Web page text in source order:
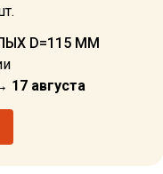
D=115 ММ
17 августа